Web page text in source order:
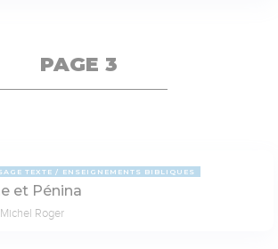
PAGE 3
TEXTE ENSEIGNEMENTS BIBLIQUES
et Pénina
Roger